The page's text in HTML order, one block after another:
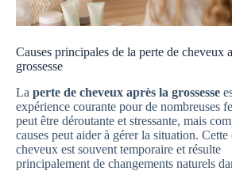
Causes principales de la perte de cheveux
grossesse
La perte de cheveux après la grossesse
expérience courante pour de nombreuses
peut être déroutante et stressante, mais
causes peut aider à gérer la situation. Cette
cheveux est souvent temporaire et résulte
principalement de changements naturels